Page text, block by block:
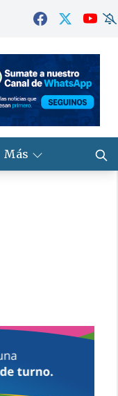
Más